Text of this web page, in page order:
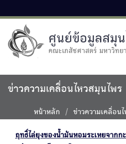
ศูนย์ข้อมูลสมุน
คณะเภสัชศาสตร์ มหาวิทย
ข่าวความเคลื่อนไหวสมุนไพร
หน้าหลัก ข่าวความเคลื่อน
ฤทธิ์ไล่ยุงของน้ำมันหอมระเหยจากก